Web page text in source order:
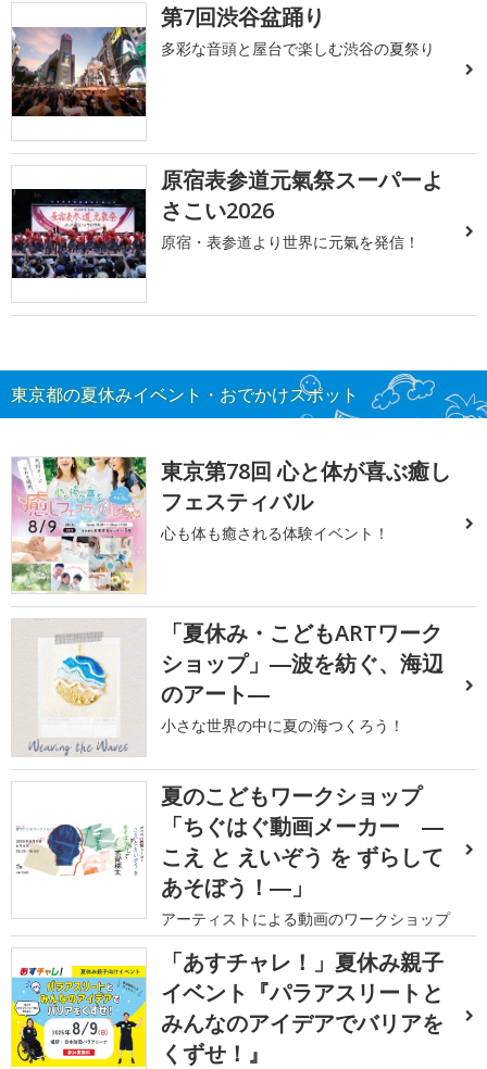
第7回渋谷盆踊り
多彩な音頭と屋台で楽しむ渋谷の夏祭り
原宿表参道元氣祭スーパーよ
さこい2026
原宿・表参道より世界に元氣を発信！
東京都の夏休みイベント・おでかけスポット
東京第78回 心と体が喜ぶ癒し
フェスティバル
心も体も癒される体験イベント！
「夏休み・こどもARTワーク
ショップ」―波を紡ぐ、海辺
のアート―
小さな世界の中に夏の海つくろう！
夏のこどもワークショップ
「ちぐはぐ動画メーカー ―
こえ と えいぞう を ずらして
あそぼう！―」
アーティストによる動画のワークショップ
「あすチャレ！」夏休み親子
イベント『パラアスリートと
みんなのアイデアでバリアを
くずせ！』